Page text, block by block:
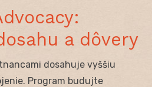
a dôvery
dosahuje vyššiu
Program budujte